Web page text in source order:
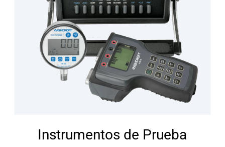
Instrumentos de Prueba